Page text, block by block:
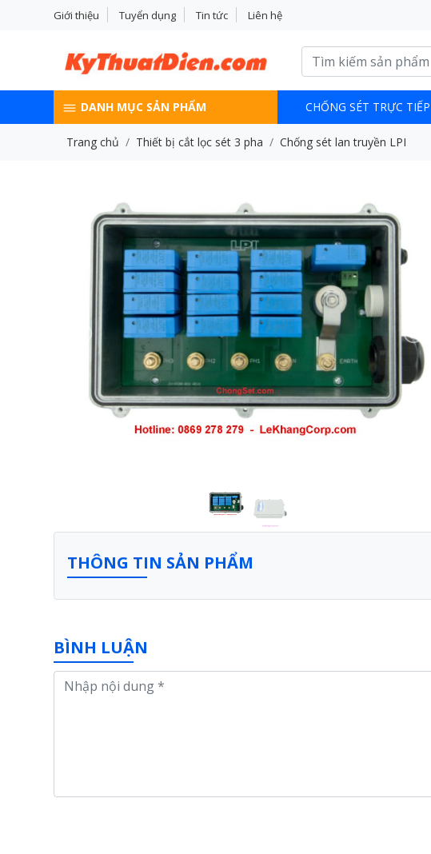
Giới thiệu Tuyển dụng Tin tức Liên hệ
DANH MỤC SẢN PHẨM CHỐNG SÉT TRỰC TIẾP
Trang chủ Thiết bị cắt lọc sét 3 pha Chống sét lan truyền LPI
Previous Next
THÔNG TIN SẢN PHẨM
BÌNH LUẬN